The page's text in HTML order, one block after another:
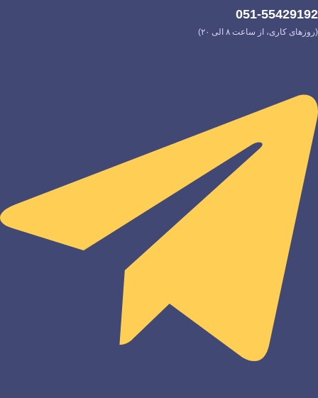
051-55429192
(روزهای کاری، از ساعت ۸ الی ۲۰)